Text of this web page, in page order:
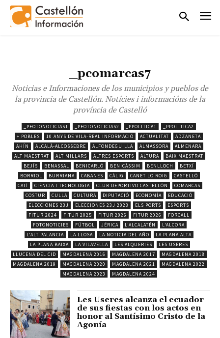
_pcomarcas7
Noticias e Informaciones de los municipios y pueblos de
la provincia de Castellón. Notícies i informacións de la
província de Castelló
_PFOTONOTICIAS1 _PFOTONOTICIAS2 _PPOLITICA1
_PPOLITICA2
+ POBLES
10 ANYS DE VILA-REAL INFORMACIÓ ACTUALITAT
ADZANETA
AHÍN
ALCALÀ-ALCOSSEBRE ALFONDEGUILLA ALMASSORA
ALMENARA
ALT MAESTRAT
ALT MILLARS ALTRES ESPORTS ALTURA
BAIX MAESTRAT
BEJÍS
BENASSAL BENICARLÓ BENICÀSSIM BENLLOCH
BETXÍ
BORRIOL
BURRIANA CABANES CÀLIG CANET LO ROIG
CASTELLÓ
CATÍ
CIÈNCIA I TECNOLOGIA CLUB DEPORTIVO CASTELLÓN
COMARCAS
COSTUR
CULLA CULTURA DIPUTACIÓ ECONOMÍA
EDUCACIÓ
ELECCIONES 23J
ELECCIONES 23J 2023 ELS PORTS
ESPORTS
FITUR 2024
FITUR 2025 FITUR 2026 FITUR 2026
FORCALL
FOTONOTICIES
FÚTBOL JÉRICA L'ALCALATÉN
L'ALCORA
L'ALT PALANCIA
LA LLOSA LA NOTICIA DEL AÑO
LA PLANA ALTA
LA PLANA BAIXA
LA VILAVELLA LES ALQUERIES
LES USERES
LLUCENA DEL CID
MAGDALENA 2016 MAGDALENA 2017
MAGDALENA 2018
MAGDALENA 2019
MAGDALENA 2020 MAGDALENA 2021
MAGDALENA 2022
MAGDALENA 2023
MAGDALENA 2024
Les Useres alcanza el ecuador
de sus fiestas con los actos en
honor al Santísimo Cristo de la
Agonía